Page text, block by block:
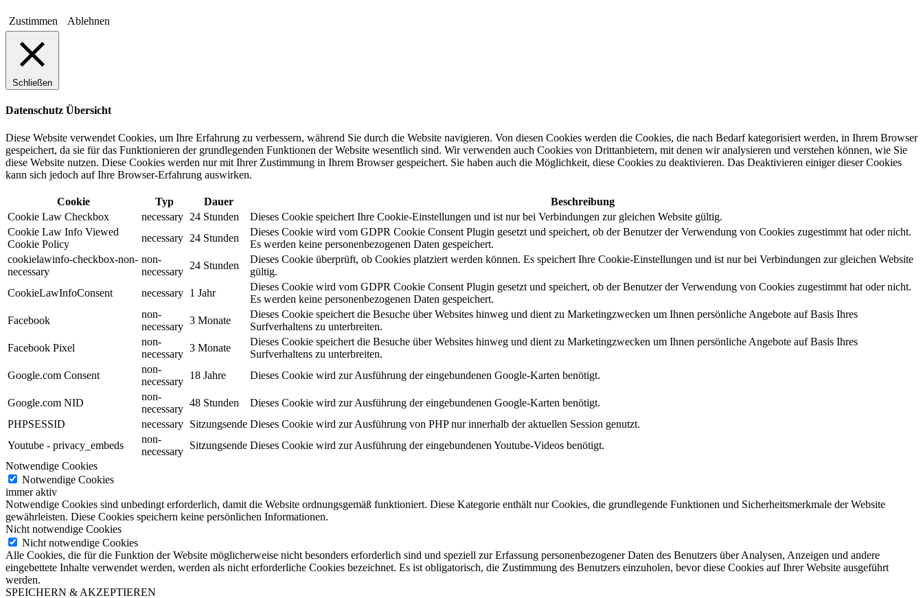
Zustimmen Ablehnen
Schließen
Datenschutz Übersicht
Diese Website verwendet Cookies, um Ihre Erfahrung zu verbessern, während Sie durch die Website navigieren. Von diesen Cookies werden die Cookies, die nach Bedarf kategorisiert werden, in Ihrem Browser
gespeichert, da sie für das Funktionieren der grundlegenden Funktionen der Website wesentlich sind. Wir verwenden auch Cookies von Drittanbietern, mit denen wir analysieren und verstehen können, wie Sie
diese Website nutzen. Diese Cookies werden nur mit Ihrer Zustimmung in Ihrem Browser gespeichert. Sie haben auch die Möglichkeit, diese Cookies zu deaktivieren. Das Deaktivieren einiger dieser Cookies
kann sich jedoch auf Ihre Browser-Erfahrung auswirken.
Cookie Typ Dauer
Beschreibung
Cookie Law Checkbox
necessary 24 Stunden
Dieses Cookie speichert Ihre Cookie-Einstellungen und ist nur bei Verbindungen zur gleichen Website gültig.
Cookie Law Info Viewed
Cookie Policy
necessary 24 Stunden
Dieses Cookie wird vom GDPR Cookie Consent Plugin gesetzt und speichert, ob der Benutzer der Verwendung von Cookies zugestimmt hat oder nicht.
Es werden keine personenbezogenen Daten gespeichert.
cookielawinfo-checkbox-non-
necessary
non-
necessary
24 Stunden
Dieses Cookie überprüft, ob Cookies platziert werden können. Es speichert Ihre Cookie-Einstellungen und ist nur bei Verbindungen zur gleichen Website
gültig.
CookieLawInfoConsent
necessary 1 Jahr
Dieses Cookie wird vom GDPR Cookie Consent Plugin gesetzt und speichert, ob der Benutzer der Verwendung von Cookies zugestimmt hat oder nicht.
Es werden keine personenbezogenen Daten gespeichert.
Facebook
non-
necessary
3 Monate
Dieses Cookie speichert die Besuche über Websites hinweg und dient zu Marketingzwecken um Ihnen persönliche Angebote auf Basis Ihres
Surfverhaltens zu unterbreiten.
Facebook Pixel
non-
necessary
3 Monate
Dieses Cookie speichert die Besuche über Websites hinweg und dient zu Marketingzwecken um Ihnen persönliche Angebote auf Basis Ihres
Surfverhaltens zu unterbreiten.
Google.com Consent
non-
necessary
18 Jahre Dieses Cookie wird zur Ausführung der eingebundenen Google-Karten benötigt.
Google.com NID
non-
necessary
48 Stunden
Dieses Cookie wird zur Ausführung der eingebundenen Google-Karten benötigt.
PHPSESSID
necessary Sitzungsende Dieses Cookie wird zur Ausführung von PHP nur innerhalb der aktuellen Session genutzt.
Youtube - privacy_embeds
non-
necessary
Sitzungsende Dieses Cookie wird zur Ausführung der eingebundenen Youtube-Videos benötigt.
Notwendige Cookies
Notwendige Cookies
immer aktiv
Notwendige Cookies sind unbedingt erforderlich, damit die Website ordnungsgemäß funktioniert. Diese Kategorie enthält nur Cookies, die grundlegende Funktionen und Sicherheitsmerkmale der Website
gewährleisten. Diese Cookies speichern keine persönlichen Informationen.
Nicht notwendige Cookies
Nicht notwendige Cookies
Alle Cookies, die für die Funktion der Website möglicherweise nicht besonders erforderlich sind und speziell zur Erfassung personenbezogener Daten des Benutzers über Analysen, Anzeigen und andere
eingebettete Inhalte verwendet werden, werden als nicht erforderliche Cookies bezeichnet. Es ist obligatorisch, die Zustimmung des Benutzers einzuholen, bevor diese Cookies auf Ihrer Website ausgeführt
werden.
SPEICHERN & AKZEPTIEREN